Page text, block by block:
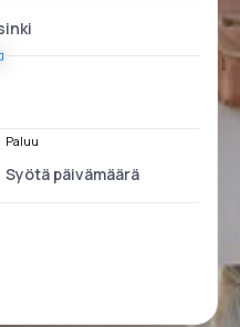
Paluu